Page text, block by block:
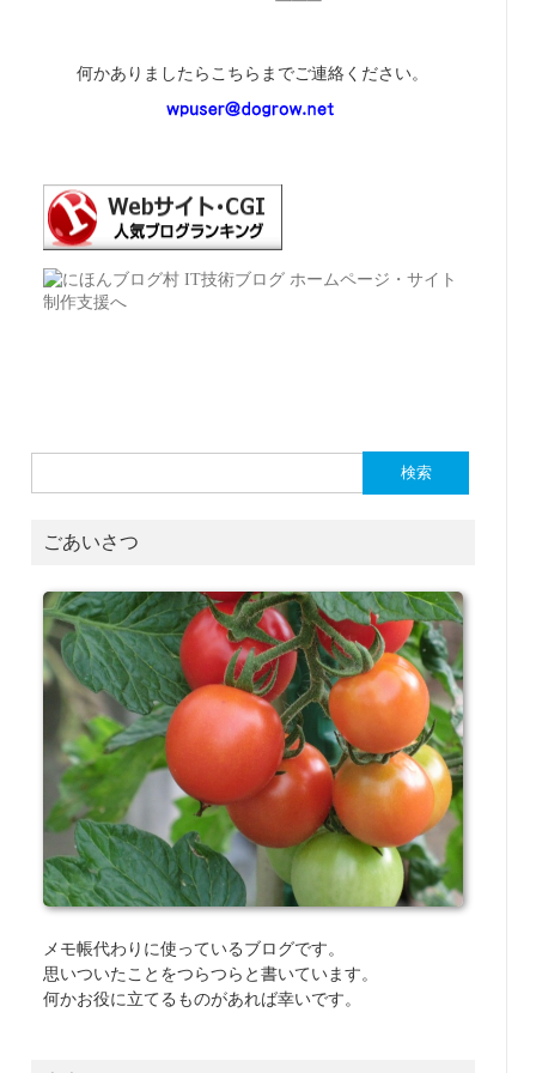
何かありましたらこちらまでご連絡ください。
索:
ごあいさつ
メモ帳代わりに使っているブログです。
思いついたことをつらつらと書いています。
何かお役に立てるものがあれば幸いです。